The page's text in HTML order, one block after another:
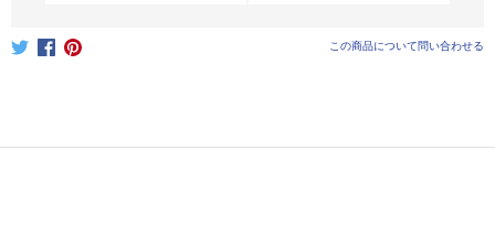
この商品について問い合わせる